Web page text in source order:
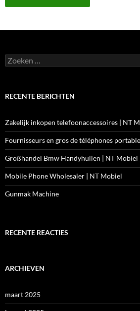
Zoeken
naar:
RECENTE BERICHTEN
Zakelijk inkopen telefoonaccessoires | NT
Fournisseurs en gros de téléphones
Großhandel Bmw Handyhüllen | NT Mobiel
Mobile Phone Wholesaler | NT Mobiel
Gunmak Machine
RECENTE REACTIES
ARCHIEVEN
maart 2025